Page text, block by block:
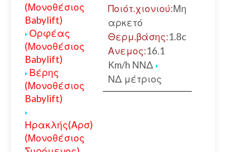
(Μονοθέσιος
Babylift)
Ορφέας
(Μονοθέσιος
Babylift)
Βέρης
(Μονοθέσιος
Babylift)
Ηρακλής(Αρσ)
(Μονοθέσιος
Ποιότ.χιονιού:Μη
αρκετό
Θερμ.βάσης:1.8c
Ανεμος:16.1
Km/h ΝΝΔ
ΝΔ μέτριος